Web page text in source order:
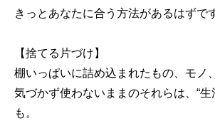
きっとあなたに合う方法があるはずで
【捨てる片づけ】
棚いっぱいに詰め込まれたもの、モノ
気づかず使わないままのそれらは、“生
も。